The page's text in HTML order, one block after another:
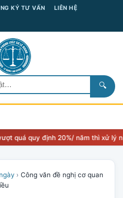
KÝ TƯ VẤN LIÊN HỆ
🔍
20%/ năm thì xử lý như thế nào
› Công văn đề nghị cơ quan